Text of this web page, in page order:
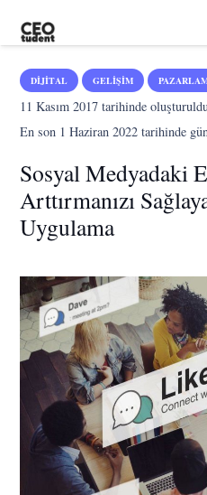
DIJITAL GELIŞIM
11 Kasım 2017 tarihinde
En son 1 Haziran 2022 tarihinde
Sosyal Medyadaki
Arttırmanızı
Uygulama